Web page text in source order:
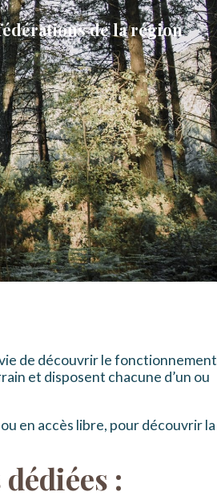
de la région
de découvrir le fonctionnement
et disposent chacune d’un ou
en accès libre, pour découvrir la
: